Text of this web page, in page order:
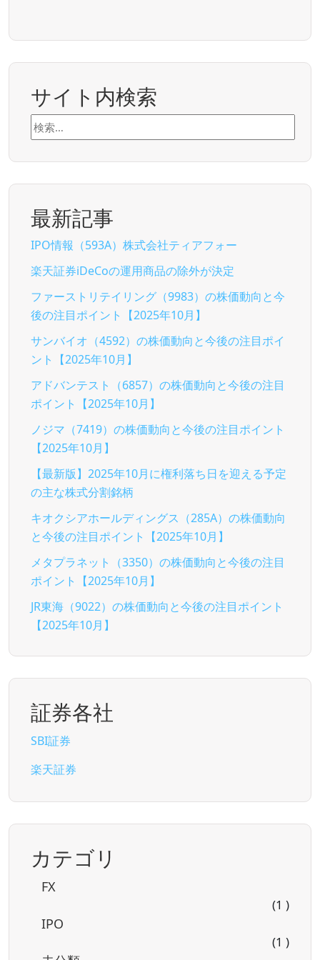
サイト内検索
検
索:
最新記事
IPO情報（593A）株式会社ティアフォー
楽天証券iDeCoの運用商品の除外が決定
ファーストリテイリング（9983）の株価動向と今
後の注目ポイント【2025年10月】
サンバイオ（4592）の株価動向と今後の注目ポイ
ント【2025年10月】
アドバンテスト（6857）の株価動向と今後の注目
ポイント【2025年10月】
ノジマ（7419）の株価動向と今後の注目ポイント
【2025年10月】
【最新版】2025年10月に権利落ち日を迎える予定
の主な株式分割銘柄
キオクシアホールディングス（285A）の株価動向
と今後の注目ポイント【2025年10月】
メタプラネット（3350）の株価動向と今後の注目
ポイント【2025年10月】
JR東海（9022）の株価動向と今後の注目ポイント
【2025年10月】
証券各社
SBI証券
楽天証券
カテゴリ
FX
(1 )
IPO
(1 )